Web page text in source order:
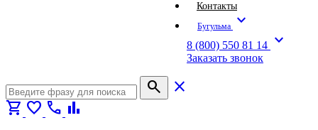
Контакты
Бугульма expand_more
8 (800) 550 81 14 expand_more
Заказать звонок
search
close
shopping_cart favorite call bar_chart